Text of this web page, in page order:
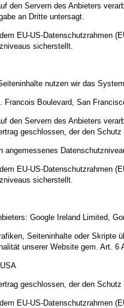
den Servern des Anbieters
an Dritte untersagt.
EU-US-
sicherstellt.
nutzen wir das
Boulevard, San
den Servern des Anbieters
geschlossen, der den
EU-US-
sicherstellt.
Google Ireland Limited,
Seiteninhalte oder
unserer Website gem. Art. 6
geschlossen, der den
EU-US-